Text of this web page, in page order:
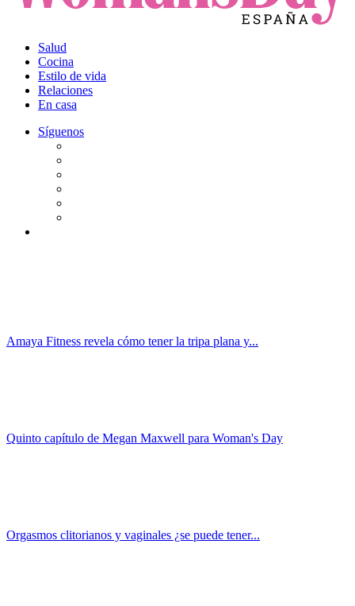
Salud
Cocina
Estilo de vida
Relaciones
En casa
Síguenos
Amaya Fitness revela cómo tener la tripa plana y...
Quinto capítulo de Megan Maxwell para Woman's Day
Orgasmos clitorianos y vaginales ¿se puede tener...